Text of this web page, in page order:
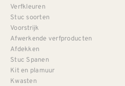
Verfkleuren
Stuc soorten
Voorstrijk
Afwerkende verfproducten
Afdekken
Stuc Spanen
Kit en plamuur
Kwasten